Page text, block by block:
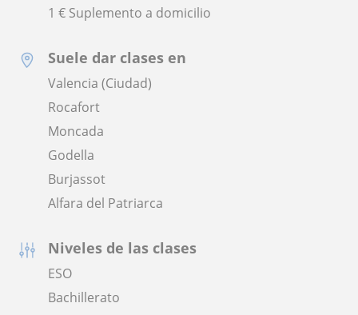
1 € Suplemento a domicilio
Suele dar clases en
Valencia (Ciudad)
Rocafort
Moncada
Godella
Burjassot
Alfara del Patriarca
Niveles de las clases
ESO
Bachillerato